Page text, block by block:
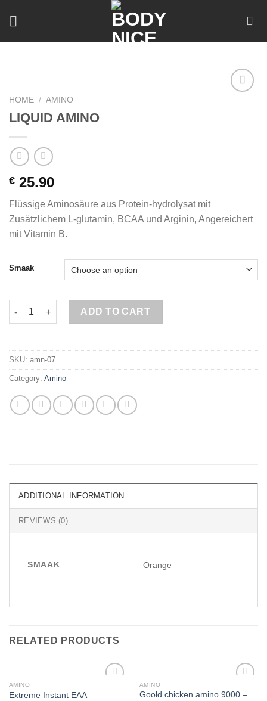
HOME / AMINO
LIQUID AMINO
€ 25.90
Flüssige Aminosäure aus Protein-hydrolysat mit
Zusätzlichem L-glutamin, BCAA und Arginin, Angereichert
mit Vitamin B.
Smaak
LIQUID AMINO quantityADD TO CART
SKU: amn-07
Category: Amino
ADDITIONAL INFORMATION
REVIEWS (0)
SMAAK Orange
RELATED PRODUCTS
AMINO
Extreme Instant EAA
Add to
wishlist
AMINO
Goold chicken amino 9000 –